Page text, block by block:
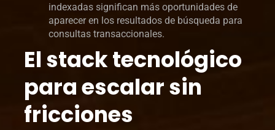
indexadas significan más oportunidades de
aparecer en los resultados de búsqueda para
consultas transaccionales.
El stack tecnológico
para escalar sin
fricciones